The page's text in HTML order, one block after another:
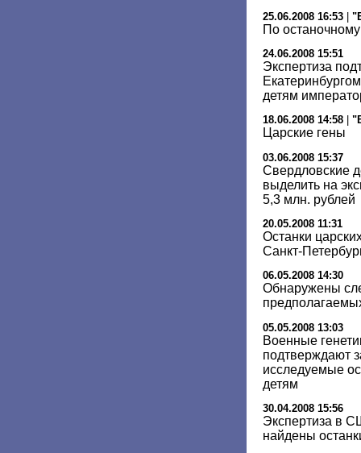
25.06.2008 16:53 |
По
24.06.2008 15:51
Экспертиза
детям
18.06.2008 14:58
Царские гены
03.06.2008 15:37
Свердловские
выделить на
5,3 млн. рублей
20.05.2008 11:31
Останки
Санкт-
06.05.2008 14:30
Обнаружены
05.05.2008 13:03
Военные
подтверждают
исследуемые
детям
30.04.2008 15:56
Экспертиза в
найдены